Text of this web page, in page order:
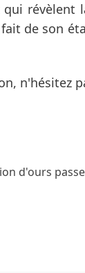
révèlent
de son
n'hésitez
d'ours